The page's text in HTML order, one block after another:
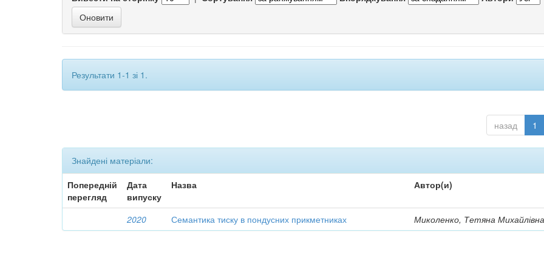
Результати 1-1 зі 1.
назад 1
Знайдені матеріали:
Попередній
перегляд
Дата
випуску
Назва Автор(и)
2020 Семантика тиску в пондусних прикметниках Миколенко, Тетяна Михайлівна